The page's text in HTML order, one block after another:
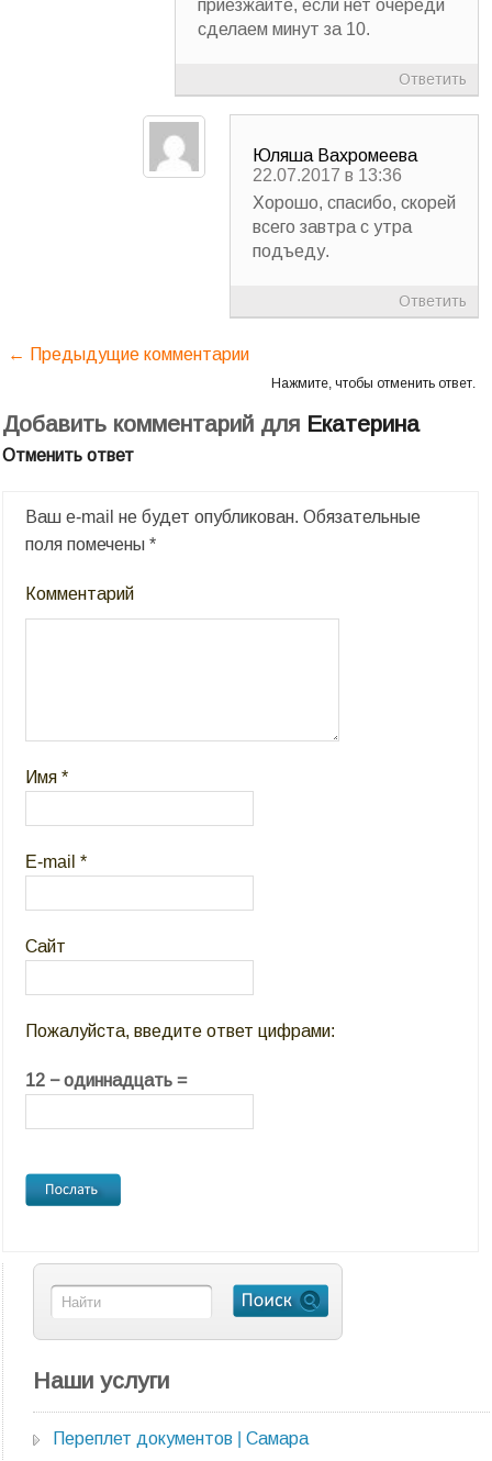
приезжайте, если нет очереди
сделаем минут за 10.
Ответить
Юляша Вахромеева
22.07.2017 в 13:36
Хорошо, спасибо, скорей
всего завтра с утра
подъеду.
Ответить
← Предыдущие комментарии
Нажмите, чтобы отменить ответ.
Добавить комментарий для Екатерина
Отменить ответ
Ваш e-mail не будет опубликован. Обязательные
поля помечены*
Комментарий
Имя*
E-mail*
Сайт
Пожалуйста, введите ответ цифрами:
12 − одиннадцать =
Наши услуги
Переплет документов | Самара